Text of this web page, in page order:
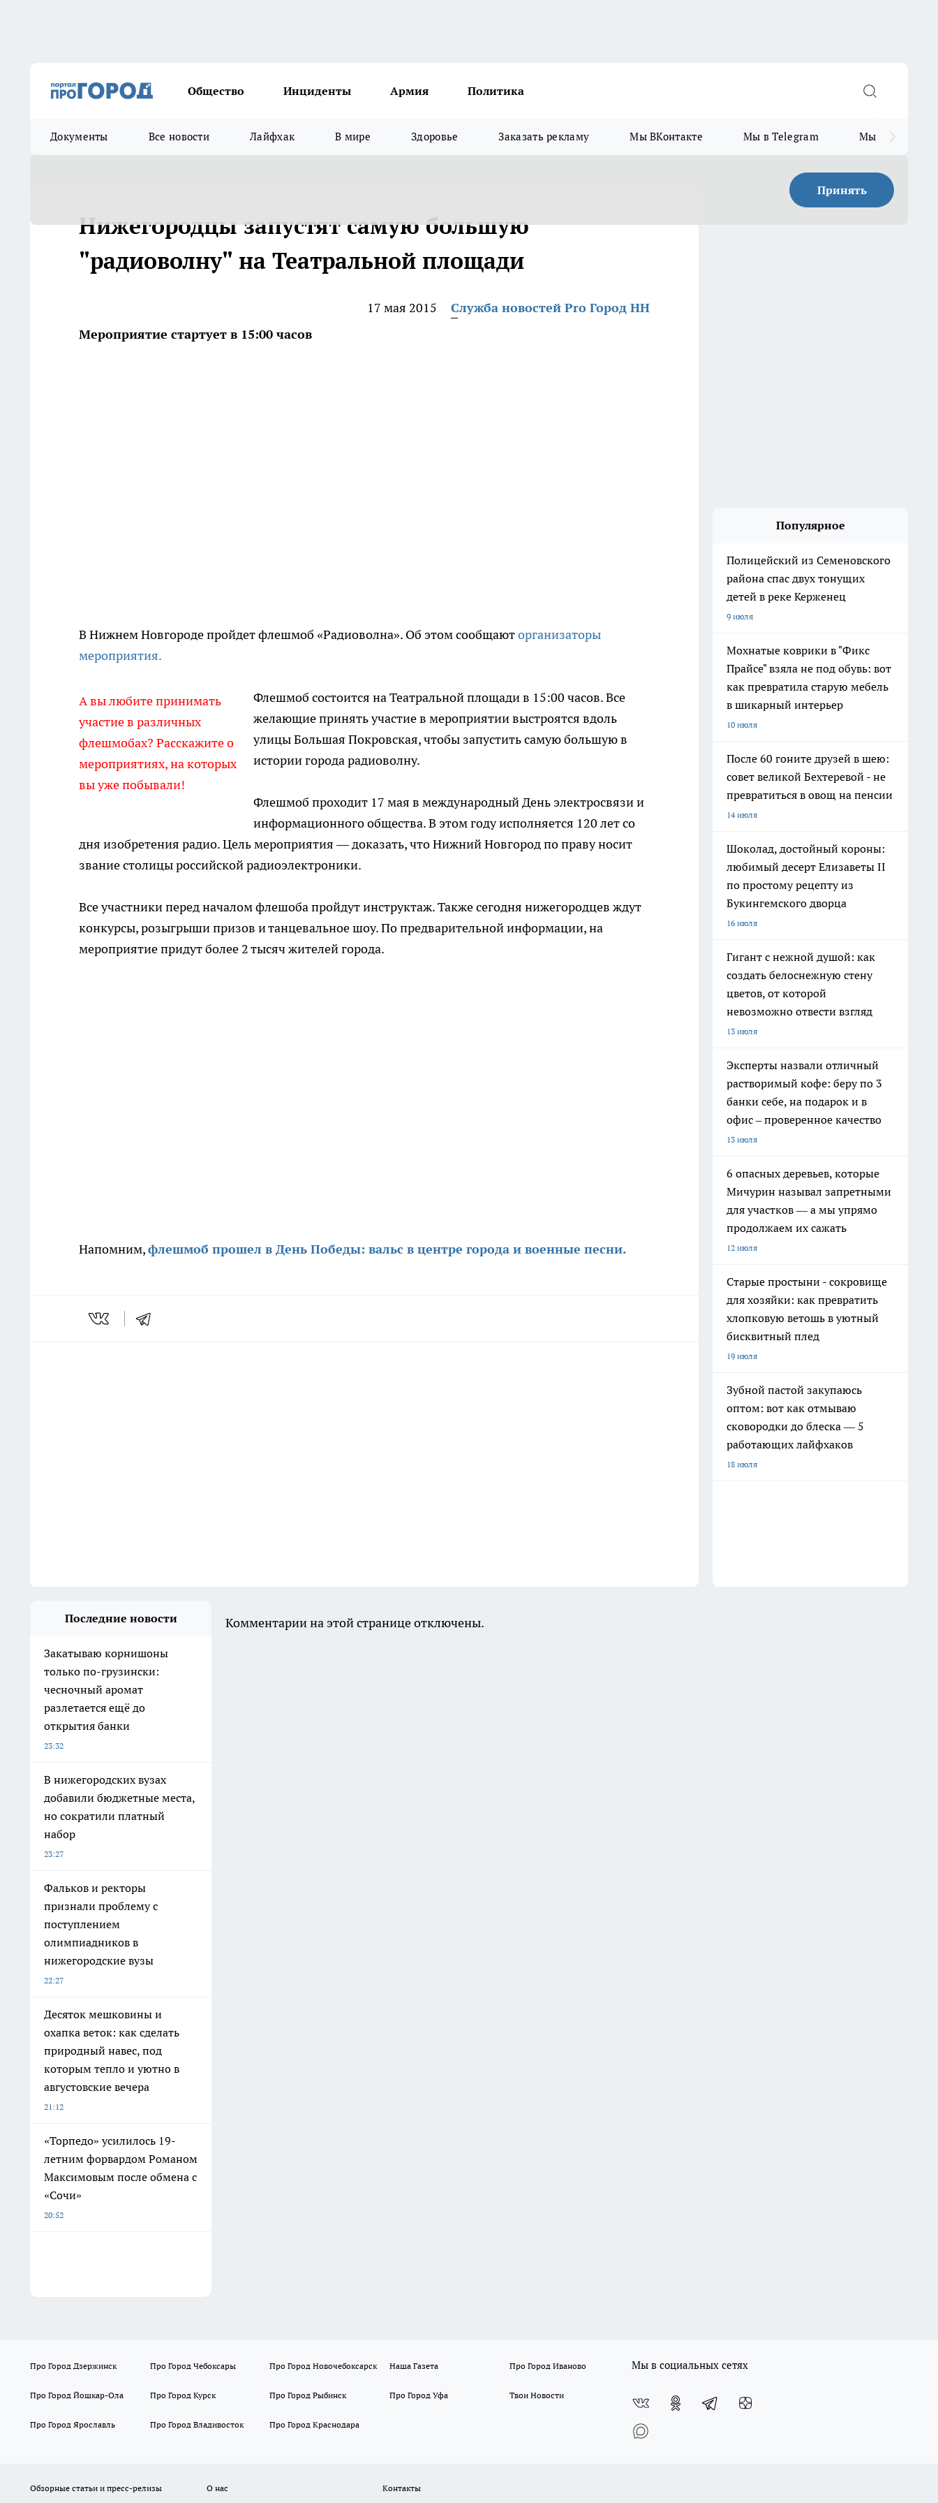
Общество Инциденты Армия Политика
Документы Все новости Лайфхак В мире Здоровье Заказать рекламу Мы ВКонтакте Мы в Telegram Мы в MAX
Принять
Нижегородцы запустят самую большую
"радиоволну" на Театральной площади
17 мая 2015
Служба новостей Pro Город НН
Мероприятие стартует в 15:00 часов
В Нижнем Новгороде пройдет флешмоб «Радиоволна». Об этом сообщаюторганизаторы
мероприятия.
А вы любите принимать
участие в различных
флешмобах? Расскажите о
мероприятиях, на которых
вы уже побывали!
Флешмоб состоится на Театральной площади в 15:00 часов. Все
желающие принять участие в мероприятии выстроятся вдоль
улицы Большая Покровская, чтобы запустить самую большую в
истории города радиоволну.
Флешмоб проходит 17 мая в международный День электросвязи и
информационного общества. В этом году исполняется 120 лет со
дня изобретения радио. Цель мероприятия — доказать, что Нижний Новгород по праву носит
звание столицы российской радиоэлектроники.
Все участники перед началом флешоба пройдут инструктаж. Также сегодня нижегородцев ждут
конкурсы, розыгрыши призов и танцевальное шоу. По предварительной информации, на
мероприятие придут более 2 тысяч жителей города.
Напомним,флешмоб прошел в День Победы: вальс в центре города и военные песни.
Популярное
Полицейский из Семеновского
района спас двух тонущих
детей в реке Керженец
9 июля
Мохнатые коврики в "Фикс
Прайсе" взяла не под обувь: вот
как превратила старую мебель
в шикарный интерьер
10 июля
После 60 гоните друзей в шею:
совет великой Бехтеревой - не
превратиться в овощ на пенсии
14 июля
Шоколад, достойный короны:
любимый десерт Елизаветы II
по простому рецепту из
Букингемского дворца
16 июля
Гигант с нежной душой: как
создать белоснежную стену
цветов, от которой
невозможно отвести взгляд
13 июля
Эксперты назвали отличный
растворимый кофе: беру по 3
банки себе, на подарок и в
офис – проверенное качество
13 июля
6 опасных деревьев, которые
Мичурин называл запретными
для участков — а мы упрямо
продолжаем их сажать
12 июля
Старые простыни - сокровище
для хозяйки: как превратить
хлопковую ветошь в уютный
бисквитный плед
19 июля
Зубной пастой закупаюсь
оптом: вот как отмываю
сковородки до блеска — 5
работающих лайфхаков
18 июля
Последние новости
Закатываю корнишоны
только по-грузински:
чесночный аромат
разлетается ещё до
открытия банки
23:32
В нижегородских вузах
добавили бюджетные места,
но сократили платный
набор
23:27
Фальков и ректоры
признали проблему с
поступлением
олимпиадников в
нижегородские вузы
22:27
Десяток мешковины и
охапка веток: как сделать
природный навес, под
которым тепло и уютно в
августовские вечера
21:12
«Торпедо» усилилось 19-
летним форвардом Романом
Максимовым после обмена с
«Сочи»
20:52
Комментарии на этой странице отключены.
Про Город Дзержинск Про Город Чебоксары Про Город Новочебоксарск Наша Газета Про Город Иваново
Про Город Йошкар-Ола Про Город Курск Про Город Рыбинск Про Город Уфа Твои Новости
Про Город Ярославль Про Город Владивосток Про Город Краснодара
Мы в социальных сетях
Обзорные статьи и пресс-релизы О нас
Контакты